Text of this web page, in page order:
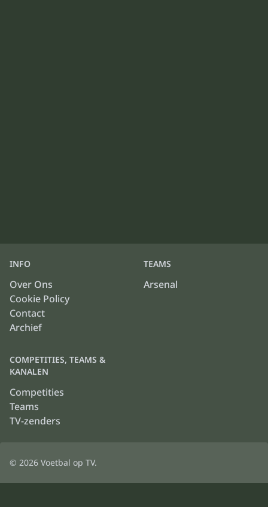
INFO
Over Ons
Cookie Policy
Contact
Archief
TEAMS
Arsenal
COMPETITIES, TEAMS &
KANALEN
Competities
Teams
TV-zenders
© 2026 Voetbal op TV.